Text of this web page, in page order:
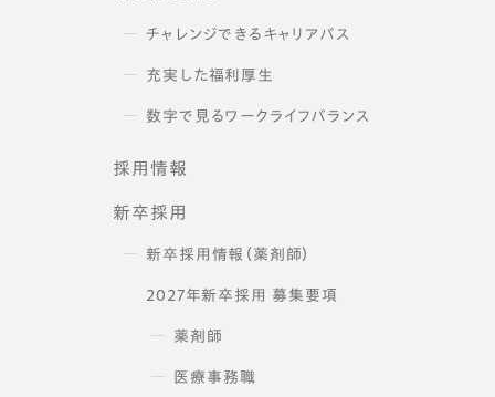
チャレンジできるキャリアパス
充実した福利厚生
数字で見るワークライフバランス
採用情報
新卒採用
新卒採用情報（薬剤師）
2027年新卒採用 募集要項
薬剤師
医療事務職